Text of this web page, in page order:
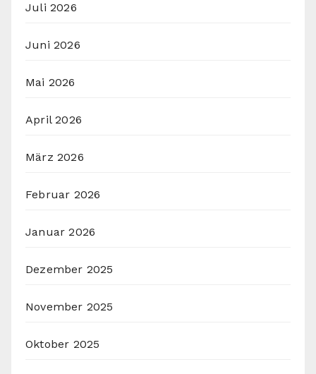
Juli 2026
Juni 2026
Mai 2026
April 2026
März 2026
Februar 2026
Januar 2026
Dezember 2025
November 2025
Oktober 2025